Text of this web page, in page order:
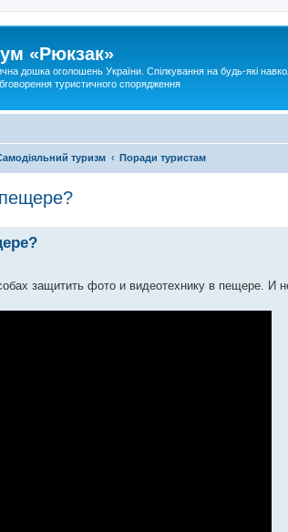
«Рюкзак»
дошка оголошень України. Спілкування на будь-які
туристичного спорядження
туризм Поради туристам
защитить фото и видеотехнику в пещере. И